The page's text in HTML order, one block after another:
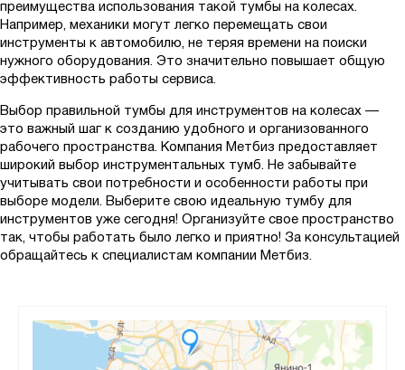
преимущества использования такой тумбы на колесах.
Например, механики могут легко перемещать свои
инструменты к автомобилю, не теряя времени на поиски
нужного оборудования. Это значительно повышает общую
эффективность работы сервиса.
Выбор правильной тумбы для инструментов на колесах —
это важный шаг к созданию удобного и организованного
рабочего пространства. Компания Метбиз предоставляет
широкий выбор инструментальных тумб. Не забывайте
учитывать свои потребности и особенности работы при
выборе модели. Выберите свою идеальную тумбу для
инструментов уже сегодня! Организуйте свое пространство
так, чтобы работать было легко и приятно! За консультацией
обращайтесь к специалистам компании Метбиз.